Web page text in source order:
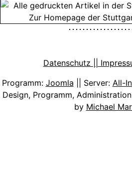
Datenschutz ||
Programm: Joomla || Server: All-
Design, Programm,
by Michael